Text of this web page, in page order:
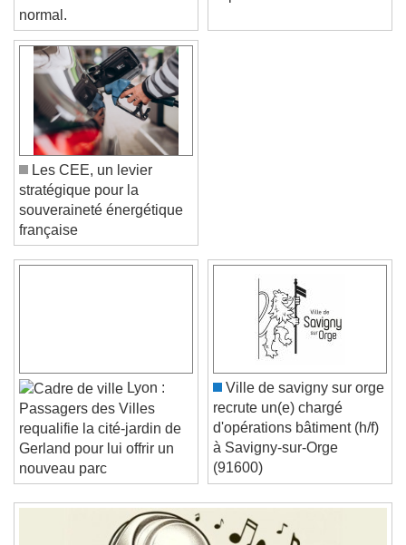
Skip Forward
Unmute
Current Time0:00
/
Duration-:-
Loaded:0%
Stream Type
Seek to live, currently behind liveLIVE
Remaining Time-0:00
LOXONE. C'est tout à fait
normal.
Les CEE, un levier
stratégique pour la
souveraineté énergétique
française
Lyon :
Passagers des Villes
requalifie la cité-jardin de
Gerland pour lui offrir un
nouveau parc
Ville de savigny sur orge
recrute un(e) chargé
d'opérations bâtiment (h/f)
à Savigny-sur-Orge
(91600)